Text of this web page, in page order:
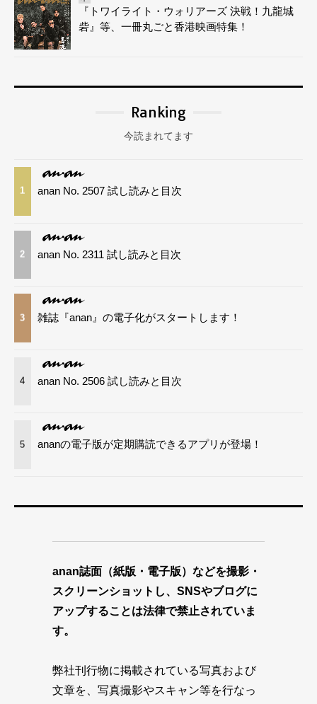
『トワイライト・ウォリアーズ 決戦！九龍城
砦』等、一冊丸ごと香港映画特集！
Ranking
今読まれてます
1 anan No. 2507 試し読みと目次
2 anan No. 2311 試し読みと目次
3 雑誌『anan』の電子化がスタートします！
4 anan No. 2506 試し読みと目次
5 ananの電子版が定期購読できるアプリが登場！
anan誌面（紙版・電子版）などを撮影・
スクリーンショットし、SNSやブログに
アップすることは法律で禁止されていま
す。
弊社刊行物に掲載されている写真および
文章を、写真撮影やスキャン等を行なっ